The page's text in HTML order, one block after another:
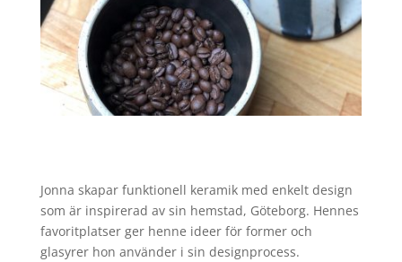
Jonna skapar funktionell keramik med enkelt design
som är inspirerad av sin hemstad, Göteborg. Hennes
favoritplatser ger henne ideer för former och
glasyrer hon använder i sin designprocess.